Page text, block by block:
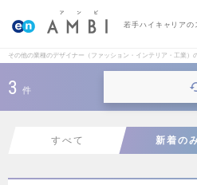
若手ハイキャリアの
その他の業種のデザイナー（ファッション・インテリア・工業）
3 件
すべて 新着の